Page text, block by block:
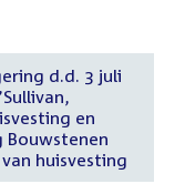
d.d. 3 juli
en
Bouwstenen
huisvesting